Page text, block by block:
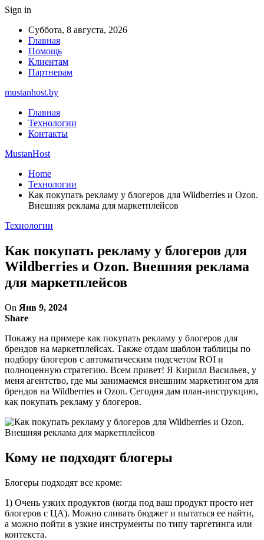
Sign in
Суббота, 8 августа, 2026
Главная
Помощь
Клиентам
Партнерам
mustanhost.by
Главная
Технологии
Контакты
MustanHost
Home
Технологии
Как покупать рекламу у блогеров для Wildberries и Ozon.
Внешняя реклама для маркетплейсов
Технологии
Как покупать рекламу у блогеров для
Wildberries и Ozon. Внешняя реклама
для маркетплейсов
On Янв 9, 2024
Share
Покажу на примере как покупать рекламу у блогеров для
брендов на маркетплейсах. Также отдам шаблон таблицы по
подбору блогеров с автоматическим подсчетом ROI и
полноценную стратегию. Всем привет! Я Кирилл Васильев, у
меня агентство, где мы занимаемся внешним маркетингом для
брендов на Wildberries и Ozon. Сегодня дам план-инструкцию,
как покупать рекламу у блогеров.
Кому не подходят блогеры
Блогеры подходят все кроме:
1) Очень узких продуктов (когда под ваш продукт просто нет
блогеров с ЦА). Можно сливать бюджет и пытаться ее найти,
а можно пойти в узкие инструменты по типу таргетинга или
контекста.